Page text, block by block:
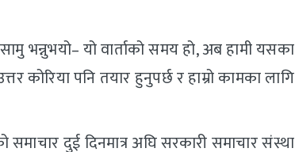
भन्नुभयो– यो वार्ताको समय हो, अब हामी यसका
कोरिया पनि तयार हुनुपर्छ र हाम्रो कामका लागि
समाचार दुई दिनमात्र अघि सरकारी समाचार संस्था